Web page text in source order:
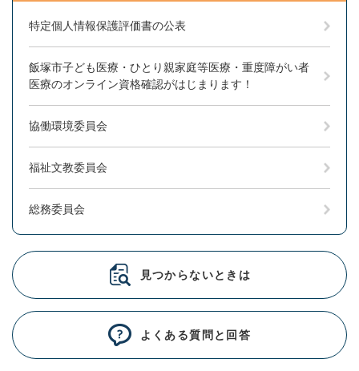
特定個人情報保護評価書の公表
飯塚市子ども医療・ひとり親家庭等医療・重度障がい者
医療のオンライン資格確認がはじまります！
協働環境委員会
福祉文教委員会
総務委員会
見つからないときは
よくある質問と回答